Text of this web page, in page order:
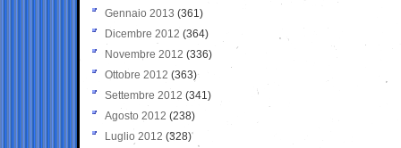
Gennaio 2013 (361)
Dicembre 2012 (364)
Novembre 2012 (336)
Ottobre 2012 (363)
Settembre 2012 (341)
Agosto 2012 (238)
Luglio 2012 (328)